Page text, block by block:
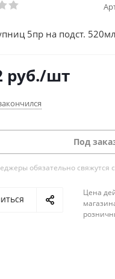
5пр на подст.
руб./шт
Под
обязательно свяжутся
Цена